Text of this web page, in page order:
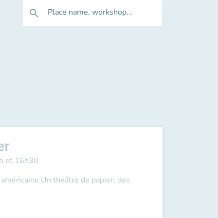
search Place name, workshop...
et 16h30
théâtre de papier, des